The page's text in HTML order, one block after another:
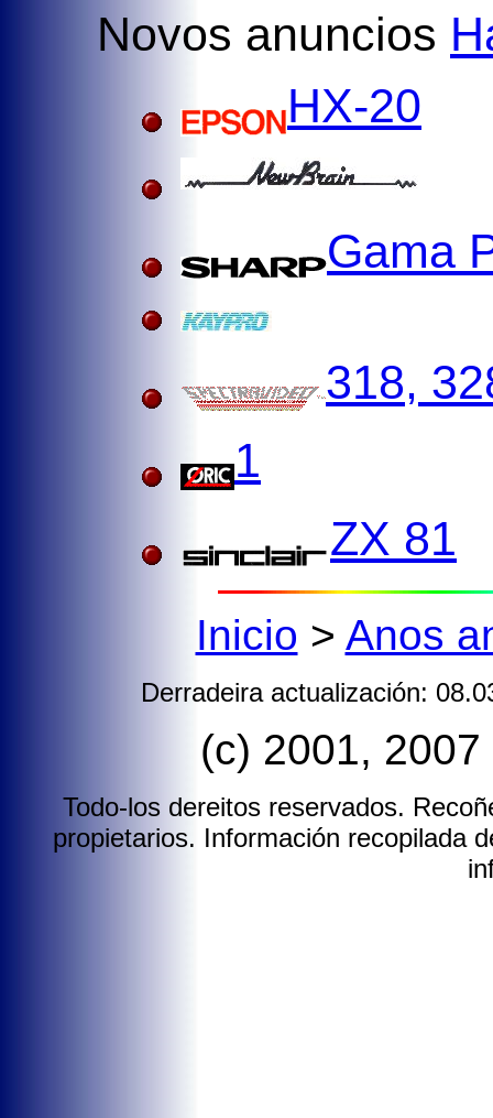
Novos anuncios
HX-20
Gama
318,
1
ZX 81
Inicio > Anos
Derradeira actualización:
(c) 2001,
Todo-los dereitos reservados.
propietarios. Información recopilada